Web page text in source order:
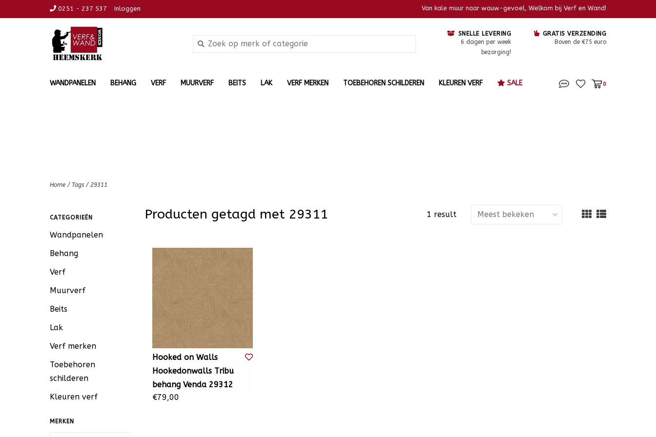
0251 - 237 537 Inloggen Van kale muur naar wauw-gevoel, Welkom bij Verf en Wand!
SNELLE LEVERING
6 dagen per week
bezorging!
GRATIS VERZENDING
Boven de €75 euro
WANDPANELEN BEHANG VERF MUURVERF BEITS LAK VERF MERKEN TOEBEHOREN SCHILDEREN KLEUREN VERF SALE 0
Home / Tags / 29311
CATEGORIEËN
Wandpanelen
Behang
Verf
Muurverf
Beits
Lak
Verf merken
Toebehoren
schilderen
Kleuren verf
MERKEN
Producten getagd met 29311 1 result
Hooked on Walls
Hookedonwalls Tribu
behang Venda 29312
€79,00